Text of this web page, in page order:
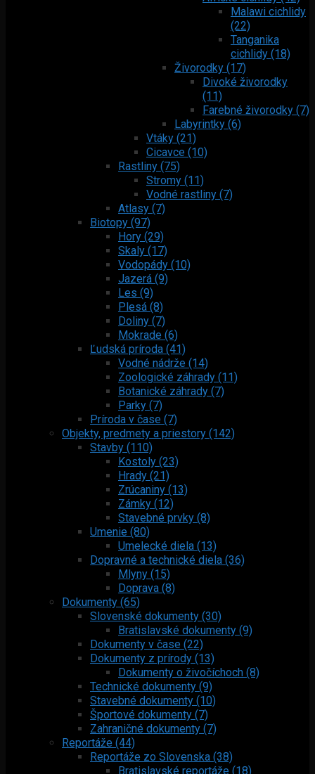
Malawi cichlidy
(22)
Tanganika
cichlidy (18)
Živorodky (17)
Divoké živorodky
(11)
Farebné živorodky (7)
Labyrintky (6)
Vtáky (21)
Cicavce (10)
Rastliny (75)
Stromy (11)
Vodné rastliny (7)
Atlasy (7)
Biotopy (97)
Hory (29)
Skaly (17)
Vodopády (10)
Jazerá (9)
Les (9)
Plesá (8)
Doliny (7)
Mokrade (6)
Ľudská príroda (41)
Vodné nádrže (14)
Zoologické záhrady (11)
Botanické záhrady (7)
Parky (7)
Príroda v čase (7)
Objekty, predmety a priestory (142)
Stavby (110)
Kostoly (23)
Hrady (21)
Zrúcaniny (13)
Zámky (12)
Stavebné prvky (8)
Umenie (80)
Umelecké diela (13)
Dopravné a technické diela (36)
Mlyny (15)
Doprava (8)
Dokumenty (65)
Slovenské dokumenty (30)
Bratislavské dokumenty (9)
Dokumenty v čase (22)
Dokumenty z prírody (13)
Dokumenty o živočíchoch (8)
Technické dokumenty (9)
Stavebné dokumenty (10)
Športové dokumenty (7)
Zahraničné dokumenty (7)
Reportáže (44)
Reportáže zo Slovenska (38)
Bratislavské reportáže (18)